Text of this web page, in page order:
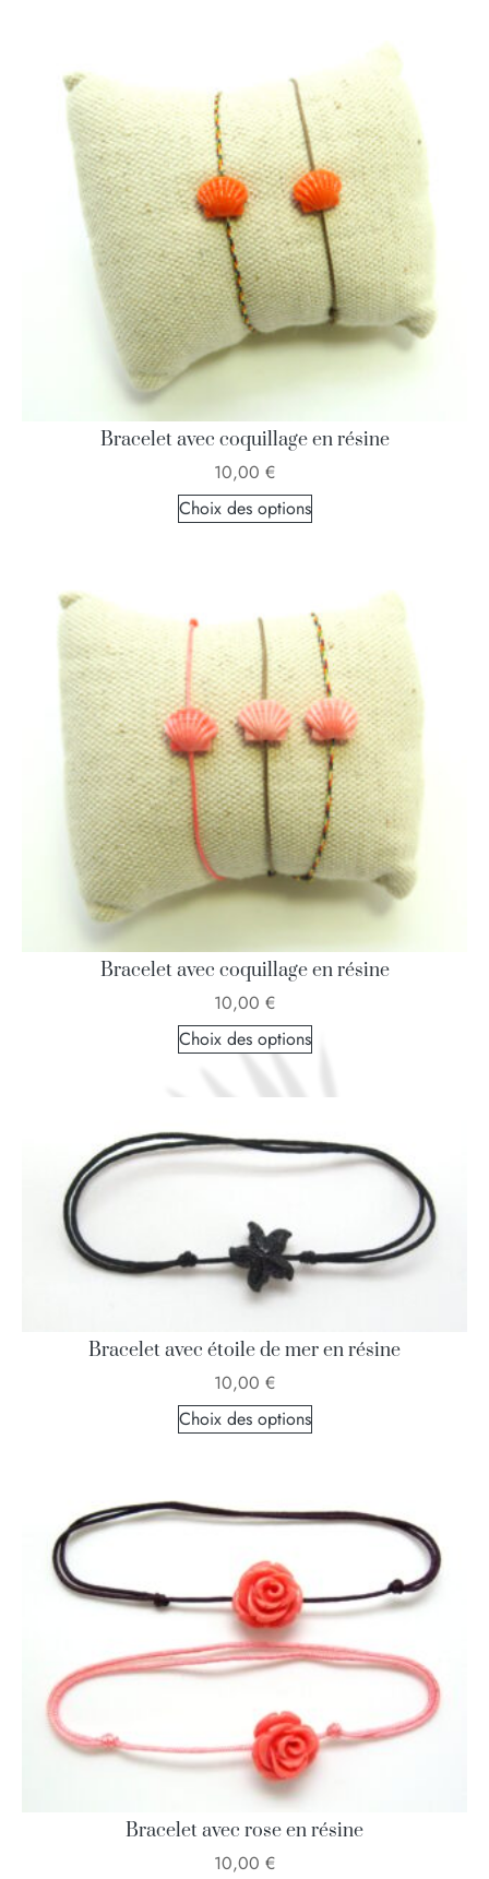
Bracelet avec coquillage en résine
10,00 €
Choix des options
Bracelet avec coquillage en résine
10,00 €
Choix des options
Bracelet avec étoile de mer en résine
10,00 €
Choix des options
Bracelet avec rose en résine
10,00 €